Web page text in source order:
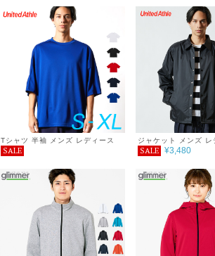
Tシャツ 半袖 メンズ レディース
無地 ドライ アスレチックＴシャツ
4.1oz クルーネック ティーシャツ
SALE
ジャケット メンズ レ
ンプル チーム サーク
コーチジャケット 裏
SALE ¥3,480